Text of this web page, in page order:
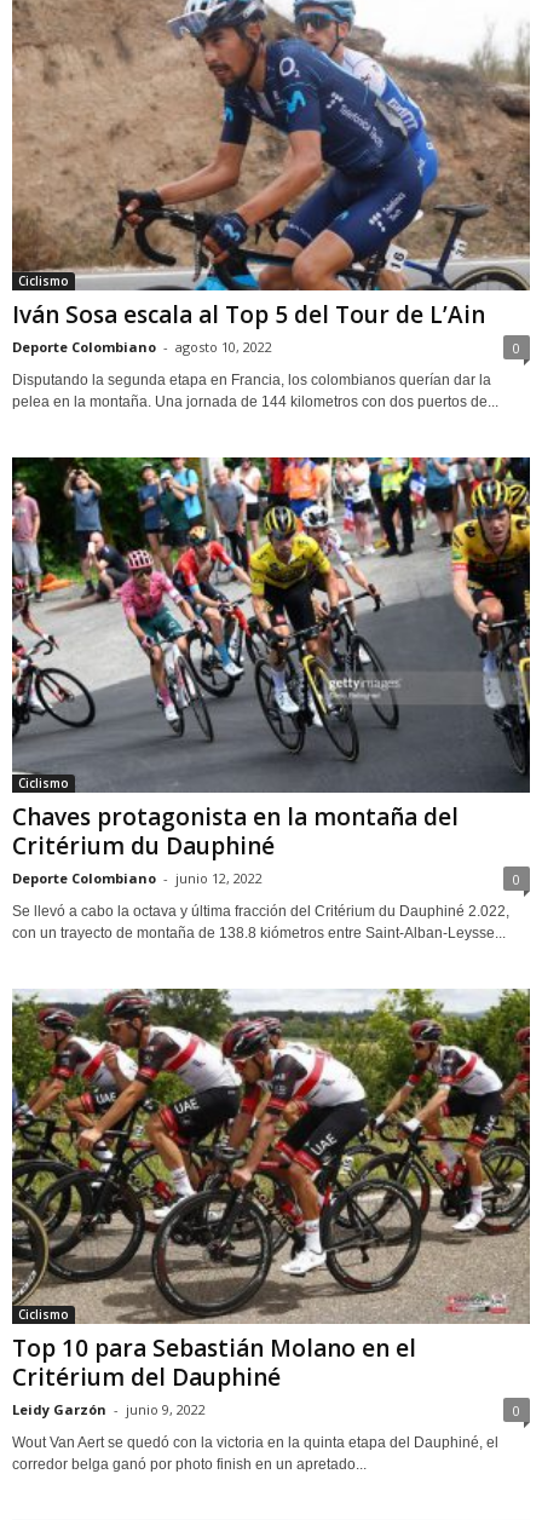
Ciclismo
Iván Sosa escala al Top 5 del Tour de L’Ain
Deporte Colombiano - agosto 10, 2022 0
Disputando la segunda etapa en Francia, los colombianos querían dar la
pelea en la montaña. Una jornada de 144 kilometros con dos puertos de...
Ciclismo
Chaves protagonista en la montaña del
Critérium du Dauphiné
Deporte Colombiano - junio 12, 2022 0
Se llevó a cabo la octava y última fracción del Critérium du Dauphiné 2.022,
con un trayecto de montaña de 138.8 kiómetros entre Saint-Alban-Leysse...
Ciclismo
Top 10 para Sebastián Molano en el
Critérium del Dauphiné
Leidy Garzón - junio 9, 2022 0
Wout Van Aert se quedó con la victoria en la quinta etapa del Dauphiné, el
corredor belga ganó por photo finish en un apretado...